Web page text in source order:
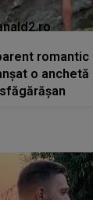
romantic
o anchetă